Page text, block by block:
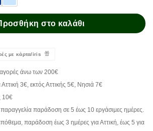
στο καλάθι
με κάρτα/iris
άνω των 200€
3€, εκτός Αττικής 5€, Νησιά 7€
10€
παραγγελία παράδοση σε 5 έως 10 εργάσιμες ημέρες.
παράδοση έως 3 ημέρες για Αττική, έως 5 για